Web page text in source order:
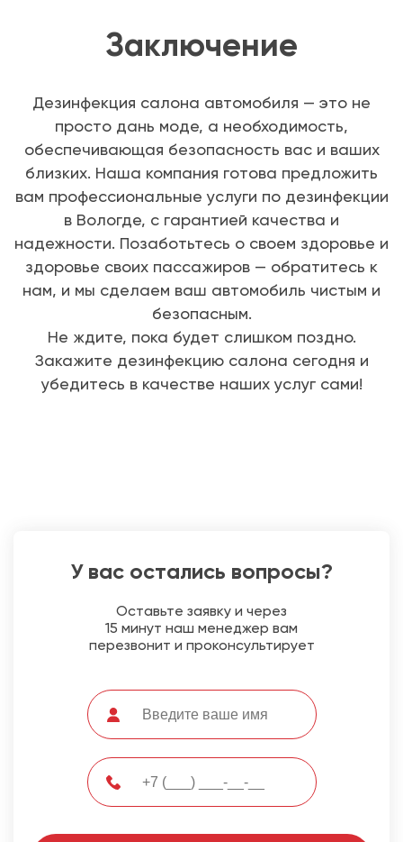
Заключение
Дезинфекция салона автомобиля — это не
просто дань моде, а необходимость,
обеспечивающая безопасность вас и ваших
близких. Наша компания готова предложить
вам профессиональные услуги по дезинфекции
в Вологде, с гарантией качества и
надежности. Позаботьтесь о своем здоровье и
здоровье своих пассажиров — обратитесь к
нам, и мы сделаем ваш автомобиль чистым и
безопасным.
Не ждите, пока будет слишком поздно.
Закажите дезинфекцию салона сегодня и
убедитесь в качестве наших услуг сами!
У вас остались вопросы?
Оставьте заявку и через
15 минут наш менеджер вам
перезвонит и проконсультирует